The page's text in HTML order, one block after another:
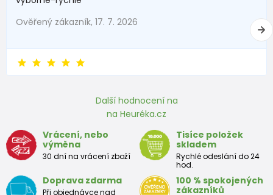
Ověřený zákazník, 17. 7. 2026
Další hodnocení na
na Heuréka.cz
Vrácení, nebo
výměna
30 dní na vrácení zboží
Tisíce položek
skladem
Rychlé odeslání do 24
hod.
Doprava zdarma
Při objednávce nad
100 % spokojených
zákazníků